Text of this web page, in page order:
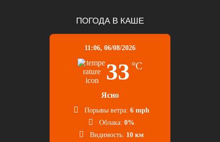
ПОГОДА В КАШЕ
11:06, 06/08/2026
33 °C
Ясно
Порывы ветра: 6 mph
Облака: 0%
Видимость: 10 км